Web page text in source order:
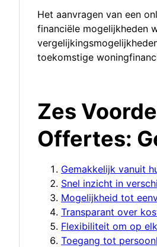
Het aanvragen van een
financiële mogelijkheden
toekomstige
Zes
Offertes:
Gemakkelijk vanuit
Snel inzicht in
Mogelijkheid tot
Transparant over
Flexibiliteit om op
Toegang tot